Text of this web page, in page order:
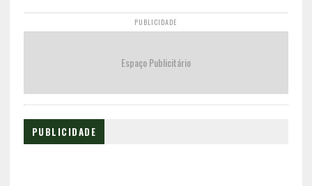
PUBLICIDADE
Espaço Publicitário
PUBLICIDADE